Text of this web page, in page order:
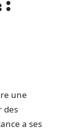
une
des
a ses